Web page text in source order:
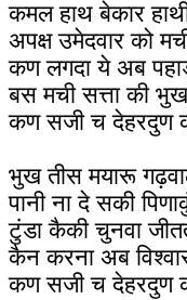
कमल हाथ बेकार
अपक्ष उमेदवार को
कण लगदा ये अब
बस मची सत्ता की
कण सजी च देहरदुण
भुख तीस मयारू
पानी ना दे सकी
टुंडा कैकी चुनवा
कैन करना अब
कण सजी च देहरदुण